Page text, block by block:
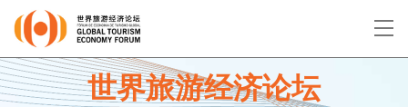
EN 繁 简
世界旅游经济论坛